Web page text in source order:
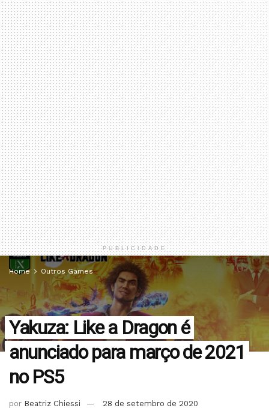
PUBLICIDADE
Home Outros Games
Yakuza: Like a Dragon é
anunciado para março de 2021
no PS5
por Beatriz Chiessi
28 de setembro de 2020